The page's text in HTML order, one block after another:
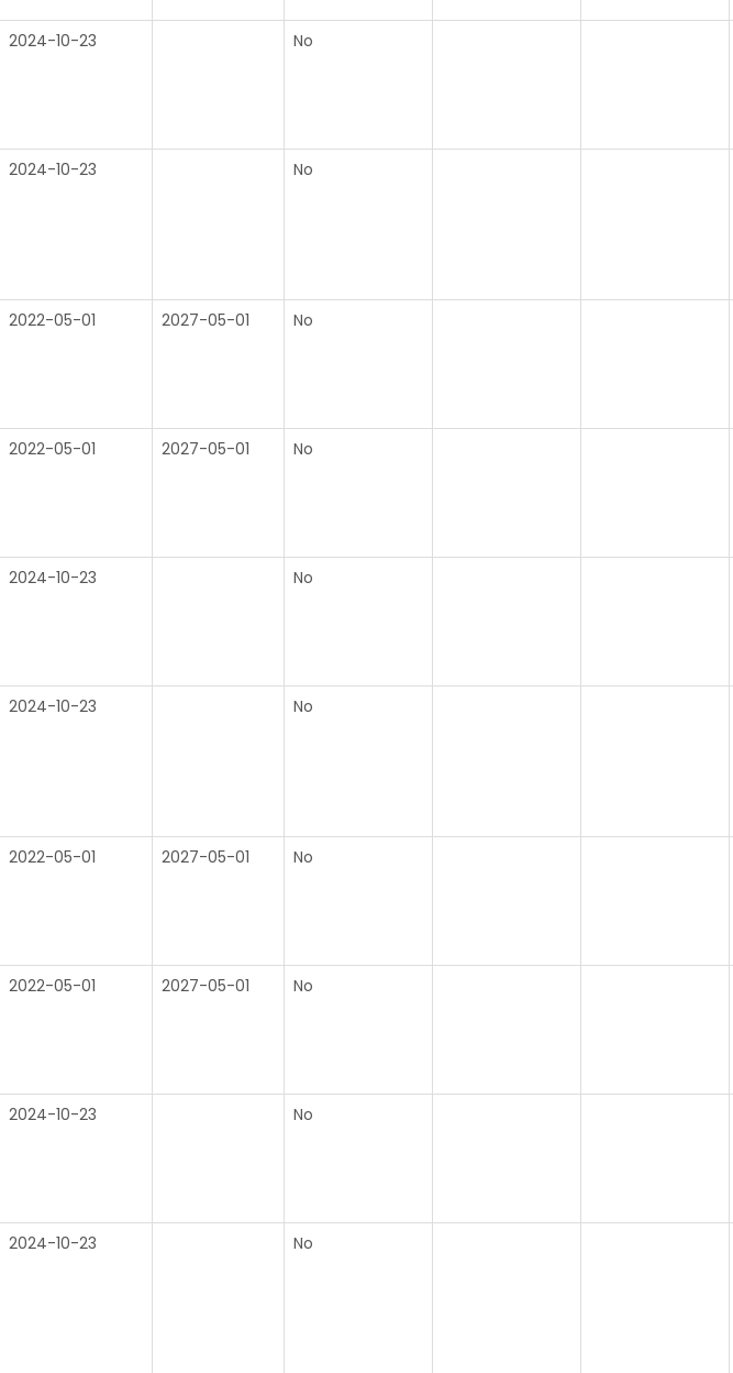
2024-10-23 No
2024-10-23 No
2022-05-01 2027-05-01 No
2022-05-01 2027-05-01 No
2024-10-23 No
2024-10-23 No
2022-05-01 2027-05-01 No
2022-05-01 2027-05-01 No
2024-10-23 No
2024-10-23 No